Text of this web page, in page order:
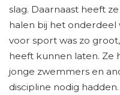
slag. Daarnaast heeft
halen bij het onderdeel
voor sport was zo
heeft kunnen laten. Ze
jonge zwemmers en
discipline nodig